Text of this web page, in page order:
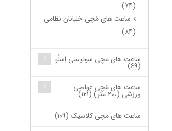
(74)
ساعت های مُچی خلبانان نظامی
(84)
ساعت های مچی سوئیسی اِسلُو
(69)
ساعت های مُچی غواصی
ورزشی (200 متر) (121)
ساعت های مچی کلاسیک (109)